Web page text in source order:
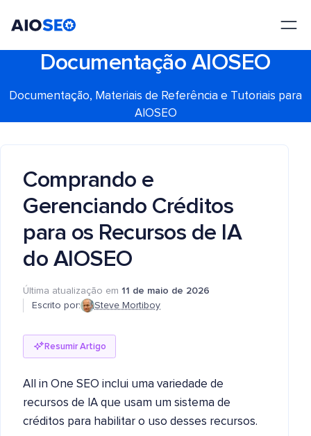
Documentação AIOSEO
Documentação, Materiais de Referência e Tutoriais para
AIOSEO
Comprando e
Gerenciando Créditos
para os Recursos de IA
do AIOSEO
Última atualização em 11 de maio de 2026
Escrito por:
Steve Mortiboy
Resumir Artigo
All in One SEO inclui uma variedade de
recursos de IA que usam um sistema de
créditos para habilitar o uso desses recursos.